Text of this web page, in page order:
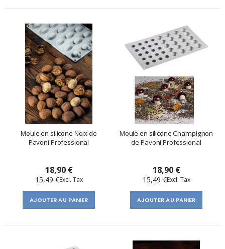
Moule en silicone Noix de
Pavoni Professional
18,90 €
15,49 €
AJOUTER AU PANIER
Moule en silicone Champignon
de Pavoni Professional
18,90 €
15,49 €
AJOUTER AU PANIER